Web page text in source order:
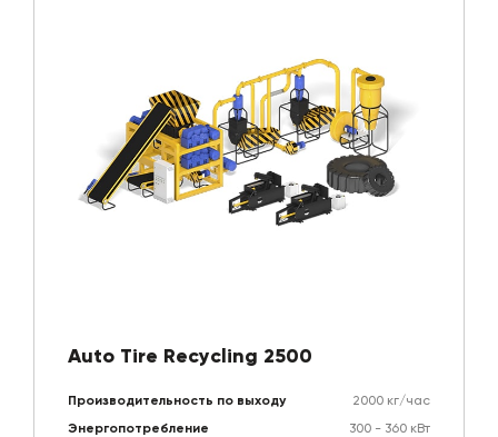
Auto Tire Recycling 2500
Производительность по выходу
2000 кг/час
Энергопотребление
300 - 360 кВт